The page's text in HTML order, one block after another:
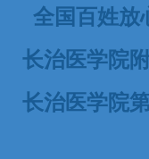
全国百姓放
长治医学院
长治医学院